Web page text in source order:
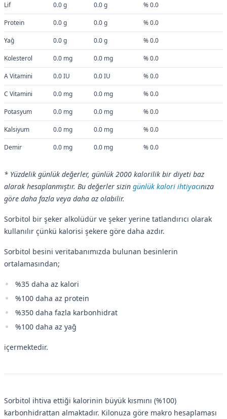
Lif 0.0 g 0.0 g % 0.0
Protein 0.0 g 0.0 g % 0.0
Yağ 0.0 g 0.0 g % 0.0
Kolesterol 0.0 mg 0.0 mg % 0.0
A Vitamini 0.0 IU 0.0 IU % 0.0
C Vitamini 0.0 mg 0.0 mg % 0.0
Potasyum 0.0 mg 0.0 mg % 0.0
Kalsiyum 0.0 mg 0.0 mg % 0.0
Demir 0.0 mg 0.0 mg % 0.0
* Yüzdelik günlük değerler, günlük 2000 kalorilik bir diyeti baz
alarak hesaplanmıştır. Bu değerler sizin günlük kalori ihtiyacınıza
göre daha fazla veya daha az olabilir.
Sorbitol bir şeker alkolüdür ve şeker yerine tatlandırıcı olarak
kullanılır çünkü kalorisi şekere göre daha azdır.
Sorbitol besini veritabanımızda bulunan besinlerin
ortalamasından;
%35 daha az kalori
%100 daha az protein
%350 daha fazla karbonhidrat
%100 daha az yağ
içermektedir.
Sorbitol ihtiva ettiği kalorinin büyük kısmını (%100)
karbonhidrattan almaktadır. Kilonuza göre makro hesaplaması